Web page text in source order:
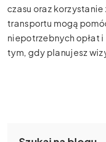
czasu oraz
transportu mogą
niepotrzebnych opłat
tym, gdy planujesz